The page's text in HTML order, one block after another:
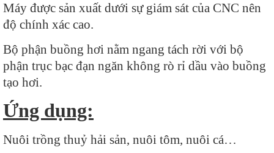
Máy được sản xuất dưới sự giám sát của CNC nên
độ chính xác cao.
Bộ phận buồng hơi nằm ngang tách rời với bộ
phận trục bạc đạn ngăn không rò rỉ dầu vào buồng
tạo hơi.
Ứng dụng:
Nuôi trồng thuỷ hải sản, nuôi tôm, nuôi cá…